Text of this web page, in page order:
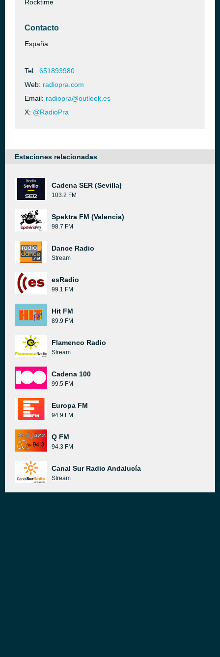
Rocktime
Contacto
España
Tel.: 651893980
Web: radiopra.com
Email: radiopra@outlook.es
X: @RadioPra
Estaciones relacionadas
Cadena SER (Sevilla)
103.2 FM
Spektra FM (Valencia)
98.7 FM
Dance Radio
Stream
esRadio
99.1 FM
Hit FM
89.9 FM
Flamenco Radio
Stream
Cadena 100
99.5 FM
Europa FM
94.9 FM
Q FM
94.3 FM
Canal Sur Radio Andalucía
Stream